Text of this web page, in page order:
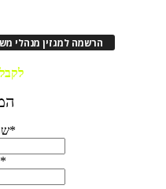
הרשמה למגזין מנהלי